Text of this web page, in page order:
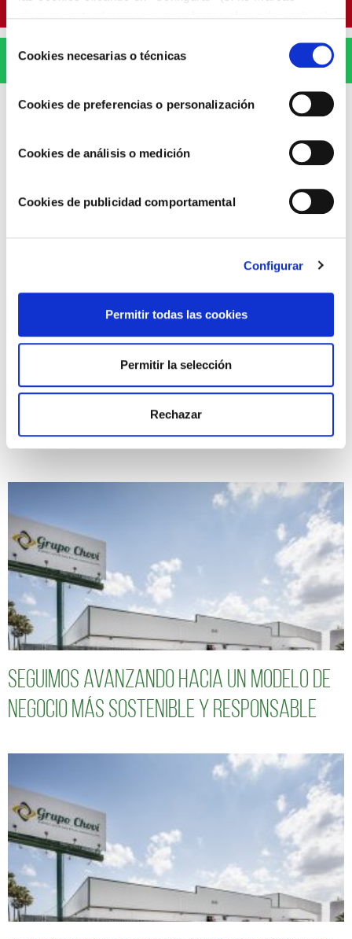
COOKIES.
Selección
deCookies necesarias o técnicas
Cookies de preferencias o personalización
Cookies de análisis o medición
Cookies de publicidad comportamental
Configurar
Permitir todas las cookies
Permitir la selección
Rechazar
Pinterest
WhatsApp
Seguimos avanzando hacia un modelo de
negocio más sostenible y responsable
Seguimos avanzando hacia un modelo de
negocio más sostenible y responsable